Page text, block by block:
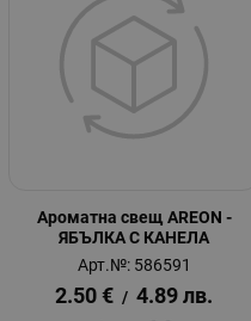
Ароматна свещ AREON -
ЯБЪЛКА С КАНЕЛА
Арт.№: 586591
2.50 € / 4.89 лв.